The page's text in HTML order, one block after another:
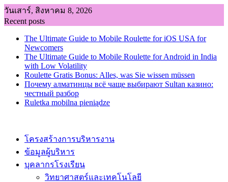
Skip
to
content
วันเสาร์, สิงหาคม 8, 2026
Recent posts
The Ultimate Guide to Mobile Roulette for iOS USA for
Newcomers
The Ultimate Guide to Mobile Roulette for Android in India
with Low Volatility
Roulette Gratis Bonus: Alles, was Sie wissen müssen
Почему алматинцы всё чаще выбирают Sultan казино:
честный разбор
Ruletka mobilna pieniądze
โครงสร้างการบริหารงาน
ข้อมูลผู้บริหาร
บุคลากรโรงเรียน
วิทยาศาสตร์และเทคโนโลยี